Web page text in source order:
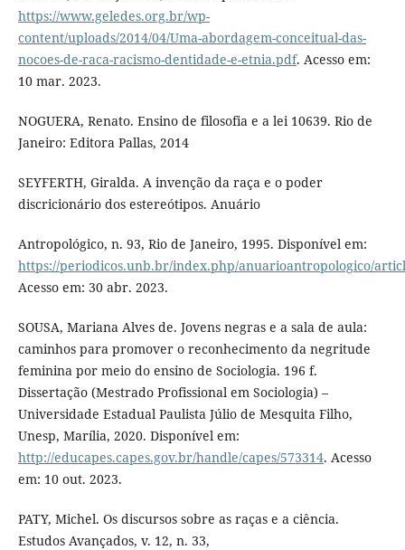
https://www.geledes.org.br/wp-
content/uploads/2014/04/Uma-abordagem-conceitual-das-
nocoes-de-raca-racismo-dentidade-e-etnia.pdf. Acesso em:
10 mar. 2023.
NOGUERA, Renato. Ensino de filosofia e a lei 10639. Rio de
Janeiro: Editora Pallas, 2014
SEYFERTH, Giralda. A invenção da raça e o poder
discricionário dos estereótipos. Anuário
Antropológico, n. 93, Rio de Janeiro, 1995. Disponível em:
https://periodicos.unb.br/index.php/anuarioantropologico/
Acesso em: 30 abr. 2023.
SOUSA, Mariana Alves de. Jovens negras e a sala de aula:
caminhos para promover o reconhecimento da negritude
feminina por meio do ensino de Sociologia. 196 f.
Dissertação (Mestrado Profissional em Sociologia) –
Universidade Estadual Paulista Júlio de Mesquita Filho,
Unesp, Marília, 2020. Disponível em:
http://educapes.capes.gov.br/handle/capes/573314. Acesso
em: 10 out. 2023.
PATY, Michel. Os discursos sobre as raças e a ciência.
Estudos Avançados, v. 12, n. 33,